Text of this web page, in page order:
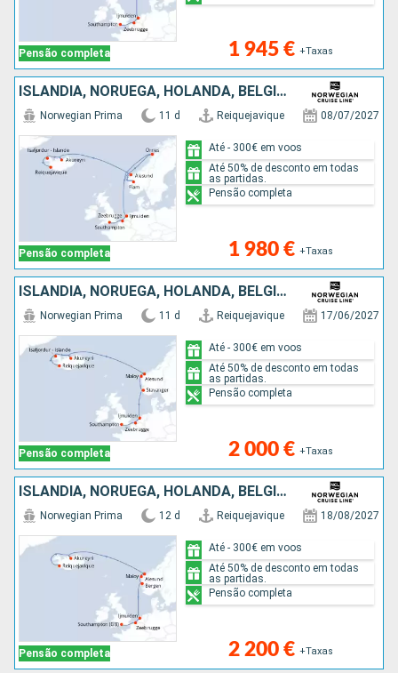
Pensão completa 1 945 € +Taxas
ISLÂNDIA, NORUEGA, HOLANDA, BÉLGICA, REINO UNIDO
Pensão completa
Norwegian Prima 11 d Reiquejavique 08/07/2027
1 980 € +Taxas
Até - 300€ em voos
Até 50% de desconto em todas
as partidas.
Pensão completa
ISLÂNDIA, NORUEGA, HOLANDA, BÉLGICA, REINO UNIDO
Pensão completa
Norwegian Prima 11 d Reiquejavique 17/06/2027
2 000 € +Taxas
Até - 300€ em voos
Até 50% de desconto em todas
as partidas.
Pensão completa
ISLÂNDIA, NORUEGA, HOLANDA, BÉLGICA, REINO UNIDO
Pensão completa
Norwegian Prima 12 d Reiquejavique 18/08/2027
2 200 € +Taxas
Até - 300€ em voos
Até 50% de desconto em todas
as partidas.
Pensão completa